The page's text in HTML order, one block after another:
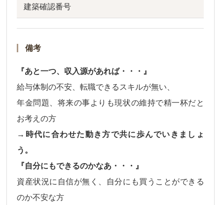
建築確認番号
備考
『あと一つ、収入源があれば・・・』
給与体制の不安、転職できるスキルが無い、
年金問題、将来の事よりも現状の維持で精一杯だと
お考えの方
→時代に合わせた動き方で共に歩んでいきましょ
う。
『自分にもできるのかなあ・・・』
資産状況に自信が無く、自分にも買うことができる
のか不安な方